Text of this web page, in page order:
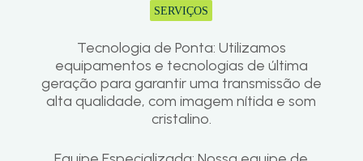
SERVIÇOS
Tecnologia de Ponta: Utilizamos
equipamentos e tecnologias de última
geração para garantir uma transmissão de
alta qualidade, com imagem nítida e som
cristalino.